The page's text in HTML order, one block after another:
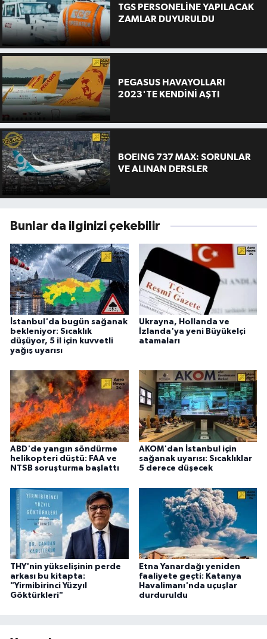
TGS PERSONELİNE YAPILACAK
ZAMLAR DUYURULDU
PEGASUS HAVAYOLLARI
2023'TE KENDİNİ AŞTI
BOEING 737 MAX: SORUNLAR
VE ALINAN DERSLER
Bunlar da ilginizi çekebilir
İstanbul'da bugün sağanak
bekleniyor: Sıcaklık
düşüyor, 5 il için kuvvetli
yağış uyarısı
Ukrayna, Hollanda ve
İzlanda'ya yeni Büyükelçi
atamaları
ABD'de yangın söndürme
helikopteri düştü: FAA ve
NTSB soruşturma başlattı
AKOM'dan İstanbul için
sağanak uyarısı: Sıcaklıklar
5 derece düşecek
THY'nin yükselişinin perde
arkası bu kitapta:
"Yirmibirinci Yüzyıl
Göktürkleri"
Etna Yanardağı yeniden
faaliyete geçti: Katanya
Havalimanı'nda uçuşlar
durduruldu